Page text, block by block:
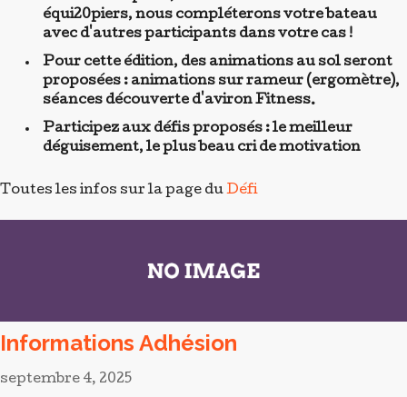
Informations Adhésion
Le club s'est abonné à AssoConnect, qui donne la
Adhésion
[siteorigin_widget class="Button_Widget"]
[/siteorigin_widget]